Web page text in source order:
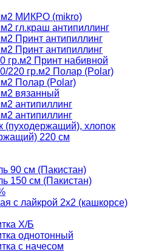
МИКРО (mikro)
гл.краш антипиллинг
Принт антипиллинг
Принт антипиллинг
гр.м2 Принт набивной
220 гр.м2 Полар (Polar)
Полар (Polar)
вязанный
антипиллинг
антипиллинг
(пуходержащий), хлопок
220 см
90 см (Пакистан)
150 см (Пакистан)
с лайкрой 2х2 (кашкорсе)
Х/Б
однотонный
с начесом